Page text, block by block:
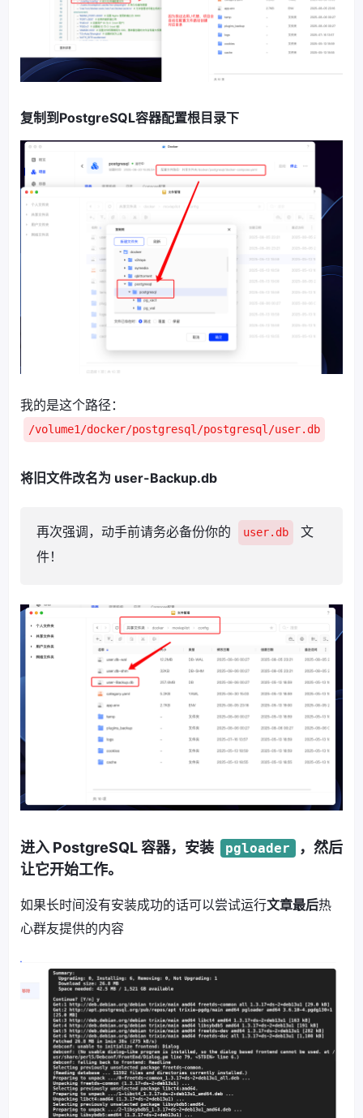
复制到PostgreSQL容器配置根目录下
我的是这个路径：
/volume1/docker/postgresql/postgresql/user.db
将旧文件改名为 user-Backup.db
再次强调，动手前请务必备份你的 user.db
文
件！
进入 PostgreSQL 容器，安装 pgloader
，然后
让它开始工作。
如果长时间没有安装成功的话可以尝试运行文章最后热
心群友提供的内容